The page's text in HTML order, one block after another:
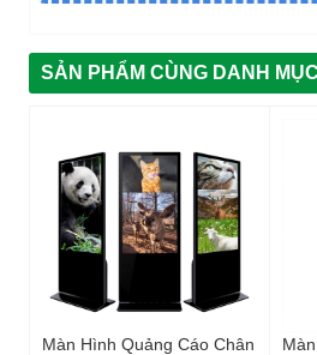
SẢN PHẨM CÙNG DANH MỤC
Màn Hình Quảng Cáo Chân